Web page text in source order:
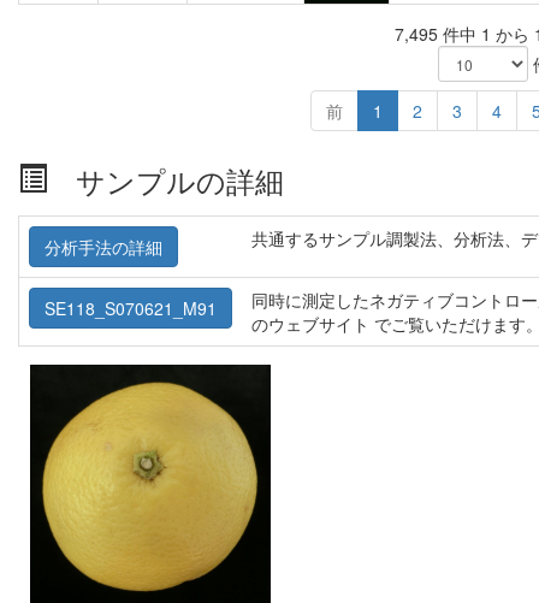
7,495 件中 1 から
前
1 2 3 4
サンプルの詳細
分析手法の詳細 共通するサンプル調製法、分析法、
SE118_S070621_M91
同時に測定したネガティブコントロ
のウェブサイト でご覧いただけます